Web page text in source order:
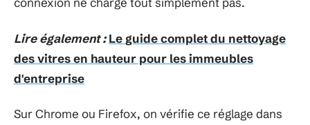
Lire également : Le guide complet du nettoyage
des vitres en hauteur pour les immeubles
d'entreprise
Sur Chrome ou Firefox, on vérifie ce réglage dans